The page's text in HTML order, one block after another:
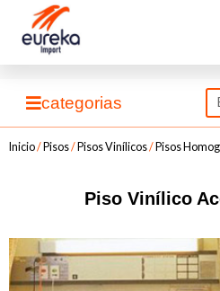
contenido
categorias
Inicio/ Pisos/ Pisos Vinílicos/ Pisos
Piso Vinílico